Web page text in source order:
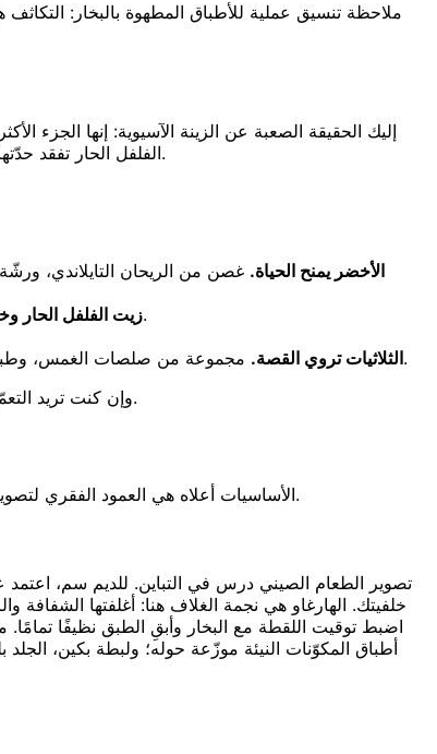
ملاحظة تنسيق عملية للأطباق المطهوة بالبخار: التكاثف
إليك الحقيقة الصعبة عن الزينة الآسيوية: إنها الجزء
الفلفل الحار تفقدرتّب الطبق وأضئه، ثم أضف العناصر الطازجة في الثواني الأخيرة قبل أن تضغط زر الالتقاط.
الأخضر يمنح الحياة. غصن من الريحان التايلاندي،
زيت الفلفل الحارملعقة من زيت الفلفل الحار تُسحب عبر السطح تلتقط الضوء وتصرخ بالنكهة. ضعها بحيث يواجه لمعانها مصدر الضوء.
الثلاثيات تروي القصة.مجموعة من صلصات الغمس، وطبق أعشاب فيتنامي، وصحن صغير من النوك تشام — العناصر الداعمة الصغيرة تحوّل طبقًا واحدًا إلى وجبة ذات سياق. اجمعها بأعداد فردية.
وإن كنت تريدلدينا يغطي حيل المنسّقين — من حيل البخار إلى التحكم بالصلصة — التي تنطبق على كل مطبخ.
الأساسيات أعلاه هي العمود الفقري لتصوير الطعام الآسيوي، وتتكيّف مع الأطباق المميزة لكل مطبخ. وإليك الملاحظات السريعة العملية — إضافة إلى روابط الشرح المتعمق حيثما توفرت.
تصوير الطعام الصيني درس في التباين. للديم سم،
خلفيتك. الهارغاو هي نجمة الغلاف هنا: أغلفتها
اضبط توقيت اللقطة مع البخار وأبقِ الطبق نظيفًا
أطباق المكوّنات النيئة موزّعة حوله؛ ولبطة بكين،